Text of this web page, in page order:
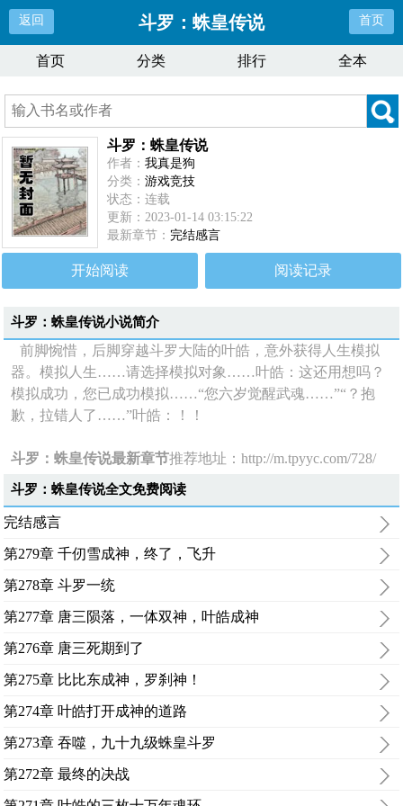
返回 斗罗：蛛皇传说 首页
首页 分类 排行 全本
斗罗：蛛皇传说
作者：我真是狗
分类：游戏竞技
状态：连载
更新：2023-01-14 03:15:22
最新章节： 完结感言
开始阅读 阅读记录
斗罗：蛛皇传说小说简介
前脚惋惜，后脚穿越斗罗大陆的叶皓，意外获得人生模拟
器。模拟人生……请选择模拟对象……叶皓：这还用想吗？
模拟成功，您已成功模拟……“您六岁觉醒武魂……”“？抱
歉，拉错人了……”叶皓：！！
斗罗：蛛皇传说最新章节推荐地址：http://m.tpyyc.com/728/
斗罗：蛛皇传说全文免费阅读
完结感言
第279章 千仞雪成神，终了，飞升
第278章 斗罗一统
第277章 唐三陨落，一体双神，叶皓成神
第276章 唐三死期到了
第275章 比比东成神，罗刹神！
第274章 叶皓打开成神的道路
第273章 吞噬，九十九级蛛皇斗罗
第272章 最终的决战